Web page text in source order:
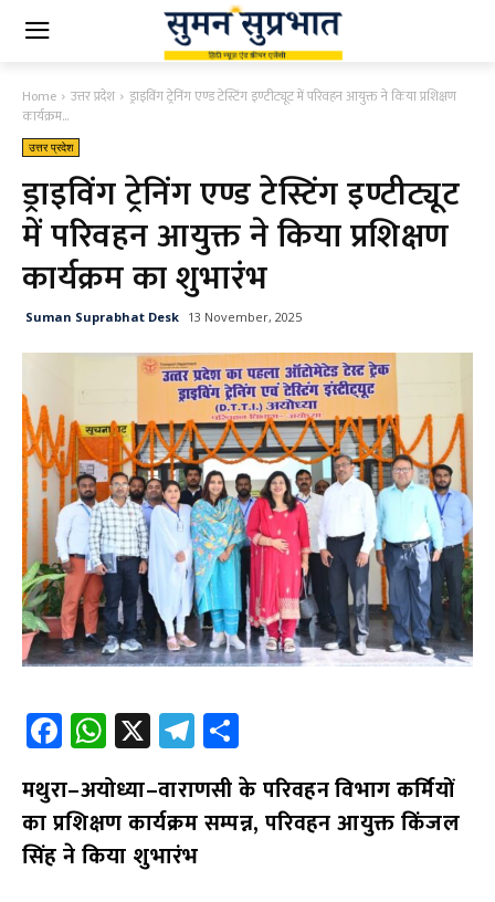
Home उत्तर प्रदेश
ड्राइविंग ट्रेनिंग एण्ड टेस्टिंग इण्टीट्यूट में परिवहन आयुक्त ने किया प्रशिक्षण
कार्यक्रम...
उत्तर प्रदेश
ड्राइविंग ट्रेनिंग एण्ड टेस्टिंग इण्टीट्यूट
में परिवहन आयुक्त ने किया प्रशिक्षण
कार्यक्रम का शुभारंभ
Suman Suprabhat Desk 13 November, 2025
Fa
ce
b
o
o
W
h
at
s
A
X Te
le
gr
a
m
h
ar
e
मथुरा–अयोध्या–वाराणसी के परिवहन विभाग कर्मियों
का प्रशिक्षण कार्यक्रम सम्पन्न, परिवहन आयुक्त किंजल
सिंह ने किया शुभारंभ